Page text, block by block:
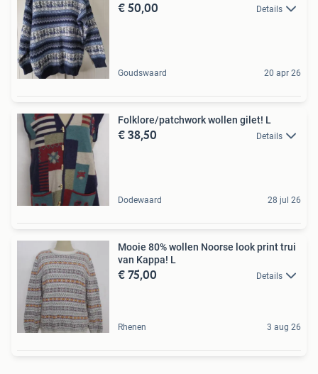
€ 50,00 Details
Goudswaard 20 apr 26
Folklore/patchwork wollen gilet! L
€ 38,50 Details
Dodewaard 28 jul 26
Mooie 80% wollen Noorse look print trui
van Kappa! L
€ 75,00 Details
Rhenen 3 aug 26